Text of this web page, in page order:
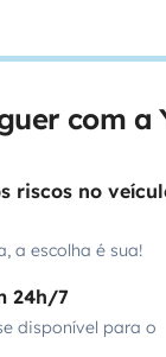
com a
riscos no
a escolha é sua!
24h/7
disponível para o